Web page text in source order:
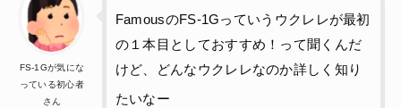
FS-1Gが気にな
っている初心者
さん
FamousのFS-1Gっていうウクレレが最初
の１本目としておすすめ！って聞くんだ
けど、どんなウクレレなのか詳しく知り
たいなー